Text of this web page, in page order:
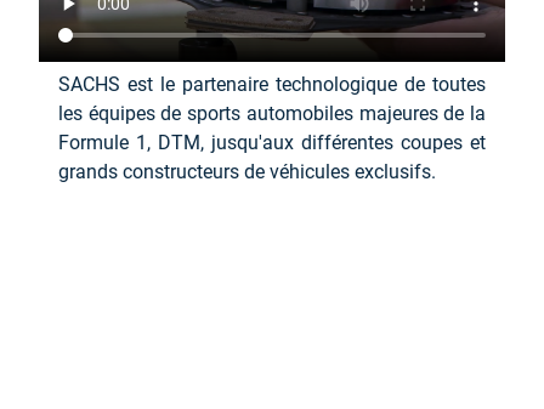
SACHS est le partenaire technologique de toutes
les équipes de sports automobiles majeures de la
Formule 1, DTM, jusqu'aux différentes coupes et
grands constructeurs de véhicules exclusifs.